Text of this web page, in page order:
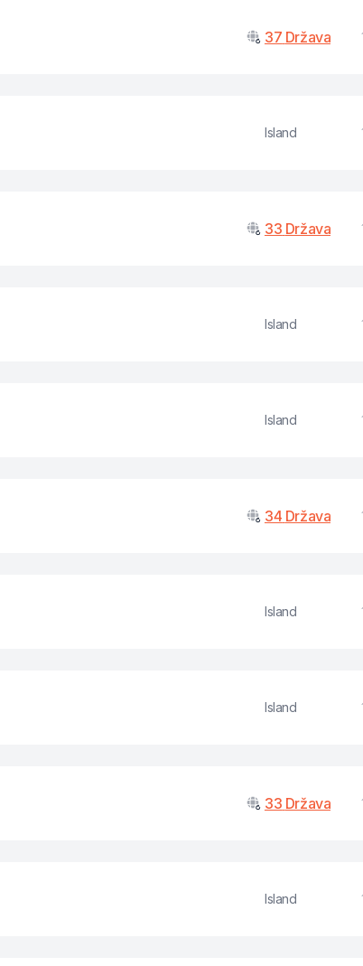
37 Država
Island
33 Država
Island
Island
34 Država
Island
Island
33 Država
Island